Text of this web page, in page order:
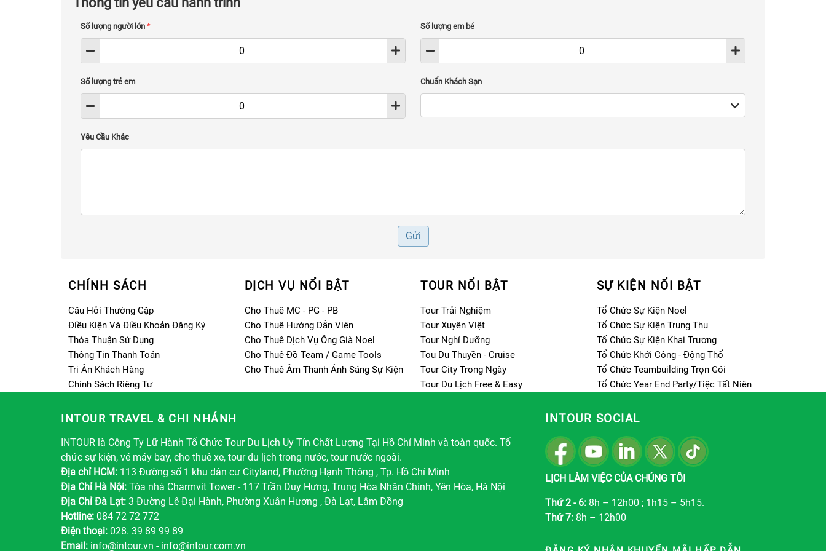
Số lượng người lớn * Số lượng em bé
Số lượng trẻ em Chuẩn Khách Sạn
Yêu Cầu Khác
Gửi
CHÍNH SÁCH
Câu Hỏi Thường Gặp
Điều Kiện Và Điều Khoản Đăng Ký
Thỏa Thuận Sử Dụng
Thông Tin Thanh Toán
Tri Ân Khách Hàng
Chính Sách Riêng Tư
DỊCH VỤ NỔI BẬT
Cho Thuê MC - PG - PB
Cho Thuê Hướng Dẫn Viên
Cho Thuê Dịch Vụ Ông Già Noel
Cho Thuê Đồ Team / Game Tools
Cho Thuê Âm Thanh Ánh Sáng Sự Kiện
TOUR NỔI BẬT
Tour Trải Nghiệm
Tour Xuyên Việt
Tour Nghỉ Dưỡng
Tou Du Thuyền - Cruise
Tour City Trong Ngày
Tour Du Lịch Free & Easy
SỰ KIỆN NỔI BẬT
Tổ Chức Sự Kiện Noel
Tổ Chức Sự Kiện Trung Thu
Tổ Chức Sự Kiện Khai Trương
Tổ Chức Khởi Công - Động Thổ
Tổ Chức Teambuilding Trọn Gói
Tổ Chức Year End Party/Tiệc Tất Niên
INTOUR TRAVEL & CHI NHÁNH
INTOUR là Công Ty Lữ Hành Tổ Chức Tour Du Lịch Uy Tín Chất Lượng Tại Hồ Chí Minh và toàn quốc. Tổ
chức sự kiện, vé máy bay, cho thuê xe, tour du lịch trong nước, tour nước ngoài.
Địa chỉ HCM: 113 Đường số 1 khu dân cư Cityland, Phường Hạnh Thông , Tp. Hồ Chí Minh
Địa Chỉ Hà Nội: Tòa nhà Charmvit Tower - 117 Trần Duy Hưng, Trung Hòa Nhân Chính, Yên Hòa, Hà Nội
Địa Chỉ Đà Lạt: 3 Đường Lê Đại Hành, Phường Xuân Hương , Đà Lạt, Lâm Đồng
Hotline: 084 72 72 772
Điện thoại: 028. 39 89 99 89
Email: info@intour.vn - info@intour.com.vn
INTOUR SOCIAL
LỊCH LÀM VIỆC CỦA CHÚNG TÔI
Thứ 2 - 6: 8h – 12h00 ; 1h15 – 5h15.
Thứ 7: 8h – 12h00